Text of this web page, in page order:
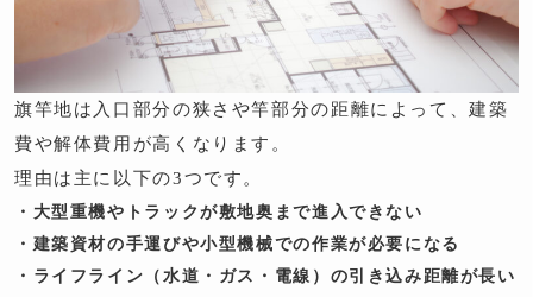
旗竿地は入口部分の狭さや竿部分の距離によって、建築
費や解体費用が高くなります。
理由は主に以下の3つです。
・大型重機やトラックが敷地奥まで進入できない
・建築資材の手運びや小型機械での作業が必要になる
・ライフライン（水道・ガス・電線）の引き込み距離が長い